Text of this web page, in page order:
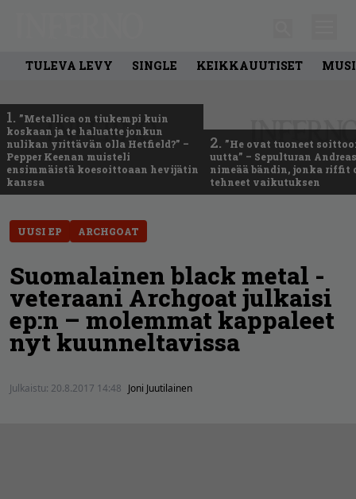
TULEVA LEVY SINGLE KEIKKAUUTISET
1. ”Metallica on tiukempi kuin
koskaan ja te haluatte jonkun
nulikan yrittävän olla Hetfield?” –
Pepper Keenan muisteli
ensimmäistä koesoittoaan hevijätin
kanssa
2. ”He ovat tuoneet
uutta” – Sepulturan
nimeää bändin, jonka riffit
tehneet vaikutuksen
UUSI EP ARCHGOAT
Suomalainen black metal -
veteraani Archgoat julkaisi
ep:n – molemmat kappaleet
nyt kuunneltavissa
Julkaistu: 20.8.2017 14:48 Joni Juutilainen